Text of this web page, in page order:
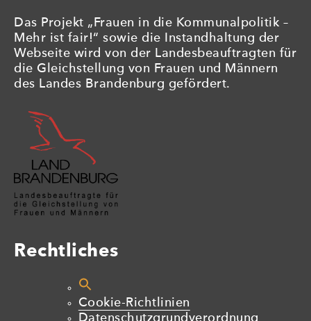
Das Projekt „Frauen in die Kommunalpolitik –
Mehr ist fair!“ sowie die Instandhaltung der
Webseite wird von der Landesbeauftragten für
die Gleichstellung von Frauen und Männern
des Landes Brandenburg gefördert.
Rechtliches
Cookie-Richtlinien